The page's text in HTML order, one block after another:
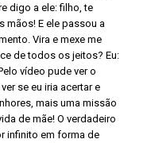
digo a ele: filho, te
mãos! E ele passou a
Vira e mexe me
de todos os jeitos? Eu:
vídeo pude ver o
se eu iria acertar e
mais uma missão
de mãe! O verdadeiro
infinito em forma de